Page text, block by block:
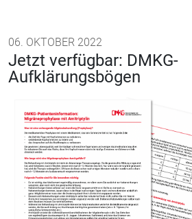
06. OKTOBER 2022
Jetzt verfügbar: DMKG-
Aufklärungsbögen